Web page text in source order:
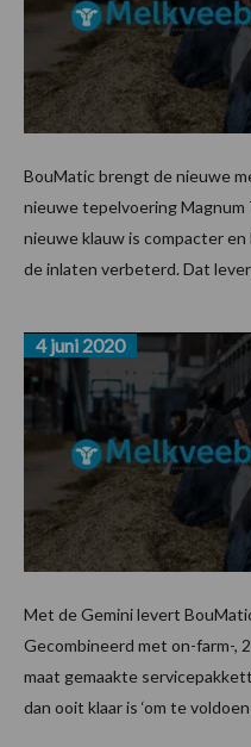
BouMatic brengt de nieuwe
nieuwe tepelvoering Magnum
nieuwe klauw is compacter
de inlaten verbeterd. Dat
4 juni 2020
Met de Gemini levert
Gecombineerd met on-farm-,
maat gemaakte
dan ooit klaar is ‘om te